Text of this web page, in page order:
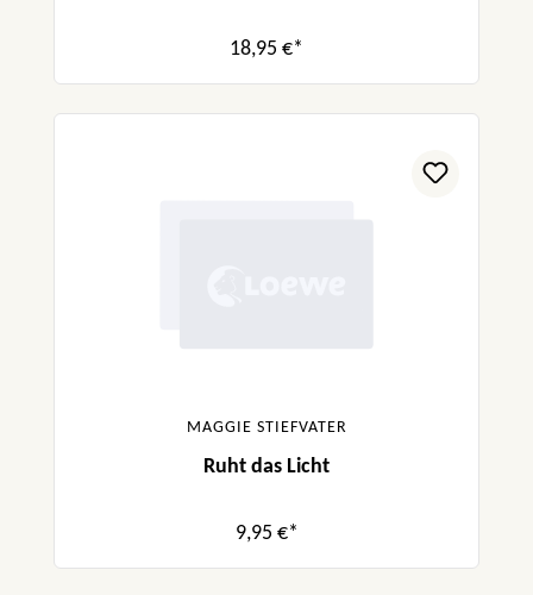
18,95 €*
MAGGIE STIEFVATER
Ruht das Licht
9,95 €*